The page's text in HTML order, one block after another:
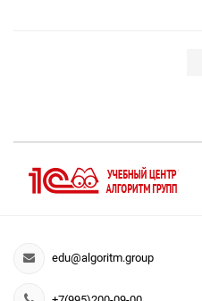
edu@algoritm.group